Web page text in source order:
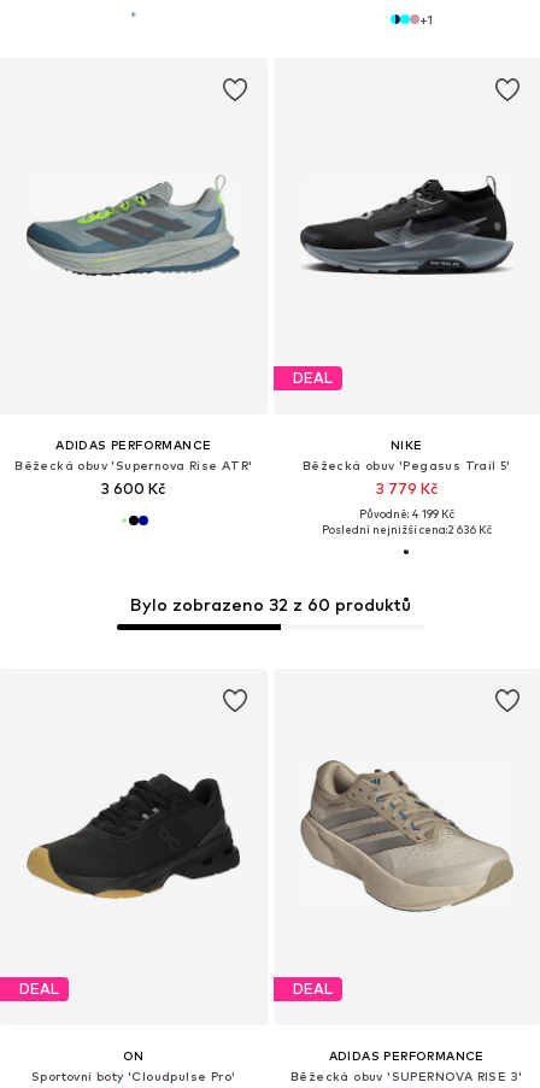
+1
ADIDAS PERFORMANCE
Běžecká obuv 'Supernova Rise ATR'
3 600 Kč
DEAL
NIKE
Běžecká obuv 'Pegasus Trail 5'
3 779 Kč
Původně: 4 199 Kč
Poslední nejnižší cena:2 636 Kč
DEAL
ON
Sportovní boty 'Cloudpulse Pro'
Bylo zobrazeno 32 z 60 produktů
DEAL
ADIDAS PERFORMANCE
Běžecká obuv 'SUPERNOVA RISE 3'